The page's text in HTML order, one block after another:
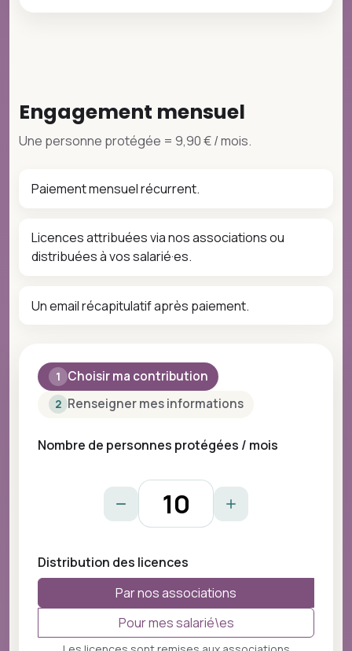
Engagement mensuel
Une personne protégée = 9,90 € / mois.
Paiement mensuel récurrent.
Licences attribuées via nos associations ou
distribuées à vos salarié·es.
Un email récapitulatif après paiement.
1 Choisir ma contribution
2 Renseigner mes informations
Nombre de personnes protégées / mois
Distribution des licences
Par nos associations
Pour mes salarié\es